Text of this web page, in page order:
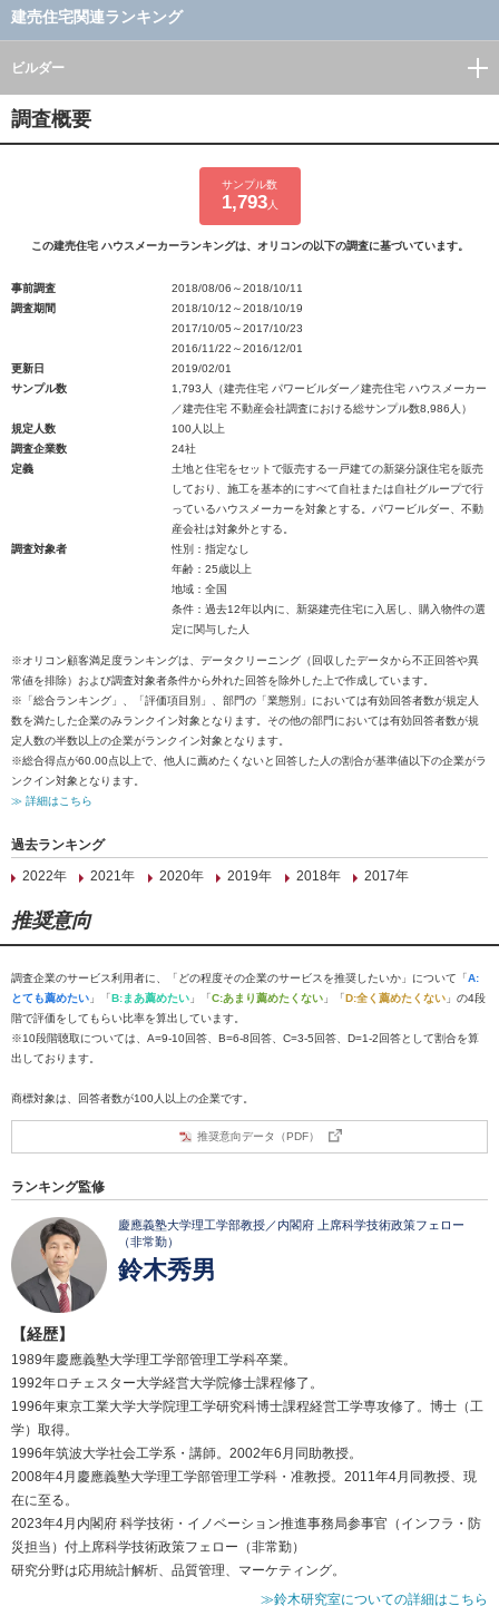
建売住宅関連ランキング
ビルダー
調査概要
サンプル数
1,793人
この建売住宅 ハウスメーカーランキングは、オリコンの以下の調査に基づいています。
事前調査
2018/08/06～2018/10/11
調査期間
2018/10/12～2018/10/19
2017/10/05～2017/10/23
2016/11/22～2016/12/01
更新日
2019/02/01
サンプル数
1,793人（建売住宅 パワービルダー／建売住宅 ハウスメーカー
／建売住宅 不動産会社調査における総サンプル数8,986人）
規定人数
100人以上
調査企業数
24社
定義
土地と住宅をセットで販売する一戸建ての新築分譲住宅を販売
しており、施工を基本的にすべて自社または自社グループで行
っているハウスメーカーを対象とする。パワービルダー、不動
産会社は対象外とする。
調査対象者
性別：指定なし
年齢：25歳以上
地域：全国
条件：過去12年以内に、新築建売住宅に入居し、購入物件の選
定に関与した人
※オリコン顧客満足度ランキングは、データクリーニング（回収したデータから不正回答や異
常値を排除）および調査対象者条件から外れた回答を除外した上で作成しています。
※「総合ランキング」、「評価項目別」、部門の「業態別」においては有効回答者数が規定人
数を満たした企業のみランクイン対象となります。その他の部門においては有効回答者数が規
定人数の半数以上の企業がランクイン対象となります。
※総合得点が60.00点以上で、他人に薦めたくないと回答した人の割合が基準値以下の企業がラ
ンクイン対象となります。
≫ 詳細はこちら
過去ランキング
2022年
2021年 2020年 2019年 2018年 2017年
推奨意向
調査企業のサービス利用者に、「どの程度その企業のサービスを推奨したいか」について「A:
とても薦めたい 」「B:まあ薦めたい 」「C:あまり薦めたくない 」「D:全く薦めたくない 」の4段
階で評価をしてもらい比率を算出しています。
※10段階聴取については、A=9-10回答、B=6-8回答、C=3-5回答、D=1-2回答として割合を算
出しております。
商標対象は、回答者数が100人以上の企業です。
推奨意向データ（PDF）
ランキング監修
慶應義塾大学理工学部教授／内閣府 上席科学技術政策フェロー
（非常勤）
鈴木秀男
【経歴】
1989年慶應義塾大学理工学部管理工学科卒業。
1992年ロチェスター大学経営大学院修士課程修了。
1996年東京工業大学大学院理工学研究科博士課程経営工学専攻修了。博士（工
学）取得。
1996年筑波大学社会工学系・講師。2002年6月同助教授。
2008年4月慶應義塾大学理工学部管理工学科・准教授。2011年4月同教授、現
在に至る。
2023年4月内閣府 科学技術・イノベーション推進事務局参事官（インフラ・防
災担当）付上席科学技術政策フェロー（非常勤）
研究分野は応用統計解析、品質管理、マーケティング。
≫鈴木研究室についての詳細はこちら